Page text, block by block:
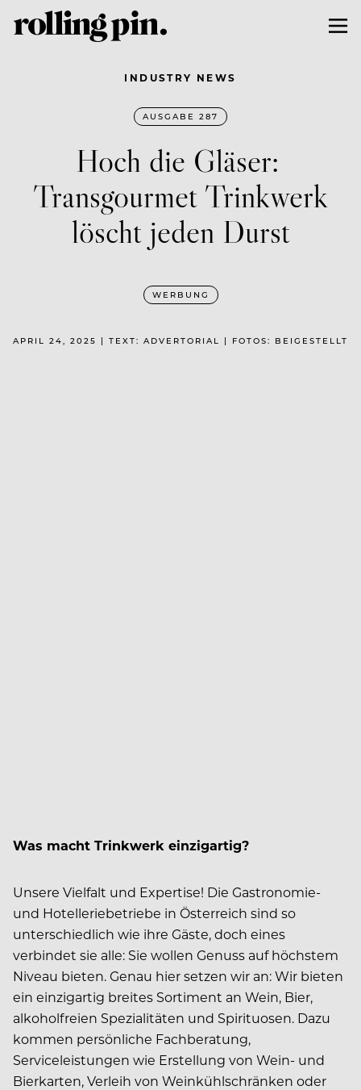
INDUSTRY NEWS
AUSGABE 287
Hoch die Gläser:
Transgourmet Trinkwerk
löscht jeden Durst
WERBUNG
APRIL 24, 2025 | TEXT: ADVERTORIAL | FOTOS: BEIGESTELLT
Was macht Trinkwerk einzigartig?
Unsere Vielfalt und Expertise! Die Gastronomie-
und Hotelleriebetriebe in Österreich sind so
unterschiedlich wie ihre Gäste, doch eines
verbindet sie alle: Sie wollen Genuss auf höchstem
Niveau bieten. Genau hier setzen wir an: Wir bieten
ein einzigartig breites Sortiment an Wein, Bier,
alkoholfreien Spezialitäten und Spirituosen. Dazu
kommen persönliche Fachberatung,
Serviceleistungen wie Erstellung von Wein- und
Bierkarten, Verleih von Weinkühlschränken oder